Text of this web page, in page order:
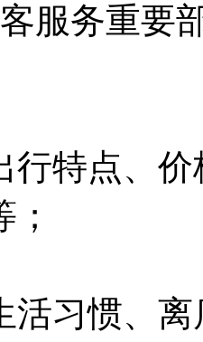
服务重要
行特点、
活习惯、